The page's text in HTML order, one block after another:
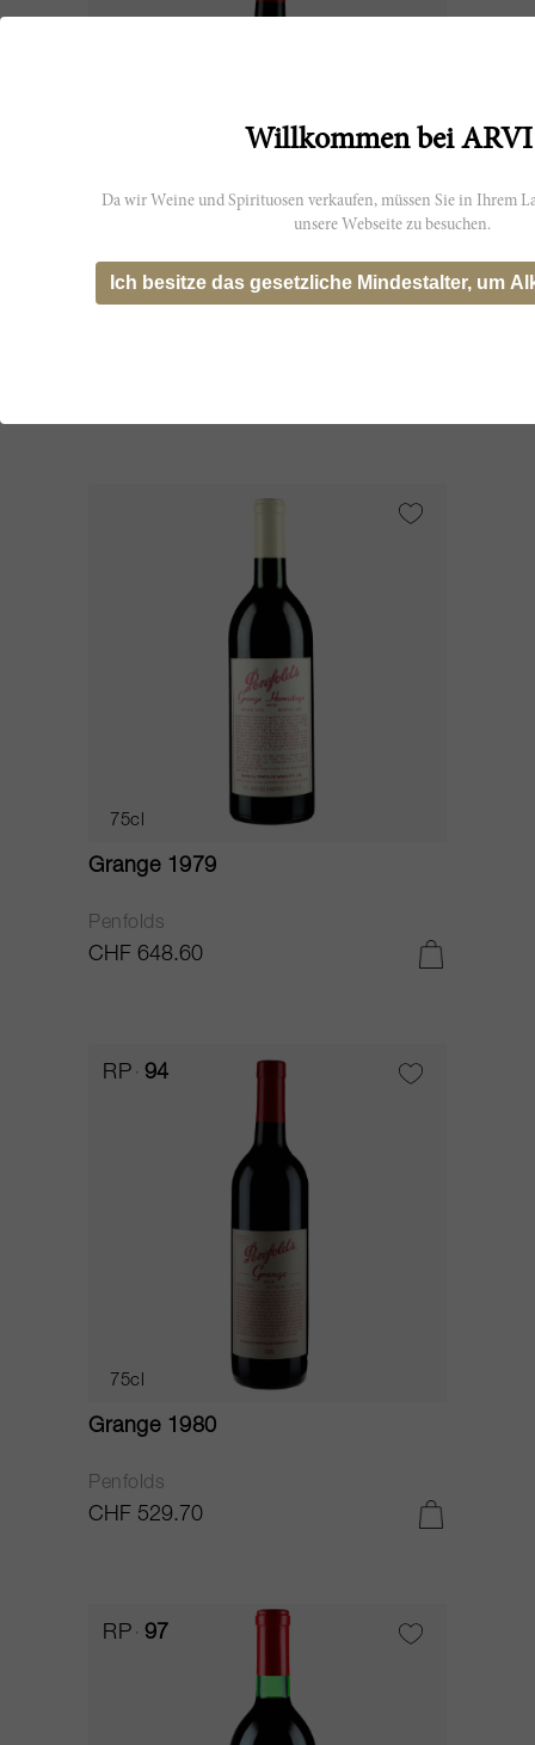
75cl
Grange 1972
75cl
Grange 1979
Penfolds
CHF 648.60
RP 94
75cl
Grange 1980
Penfolds
CHF 529.70
RP 97
Willkommen bei
Da wir Weine und Spirituosen verkaufen, müssen Sie in Ihrem
unsere Webseite zu besuchen.
Ich besitze das gesetzliche Mindestalter, um